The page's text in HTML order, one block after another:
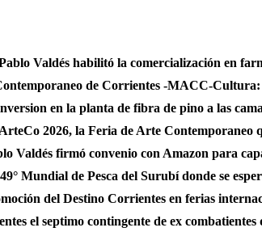
Valdés habilitó la comercialización en
de Corrientes -MACC-Cultura:
en la planta de fibra de pino a las
2026, la Feria de Arte Contemporaneo
Valdés firmó convenio con Amazon para
Mundial de Pesca del Surubí donde se
del Destino Corrientes en ferias
el septimo contingente de ex combatientes